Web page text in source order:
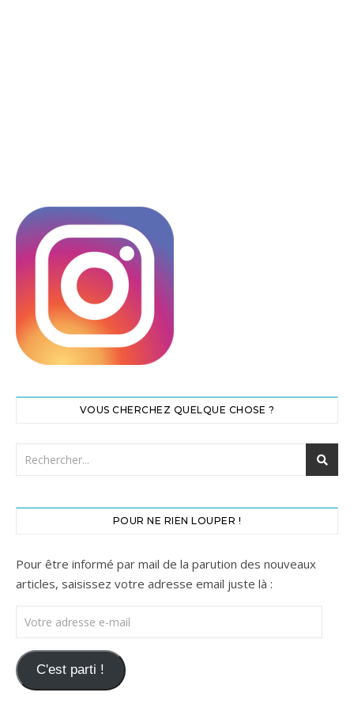
VOUS CHERCHEZ QUELQUE CHOSE ?
POUR NE RIEN LOUPER !
Pour être informé par mail de la parution des nouveaux
articles, saisissez votre adresse email juste là :
Votre adresse e-mail
C'est parti !